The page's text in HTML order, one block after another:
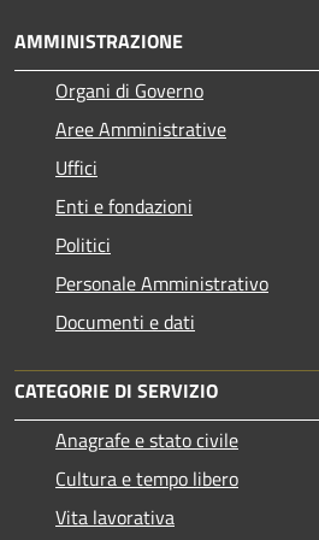
AMMINISTRAZIONE
Organi di Governo
Aree Amministrative
Uffici
Enti e fondazioni
Politici
Personale Amministrativo
Documenti e dati
CATEGORIE DI SERVIZIO
Anagrafe e stato civile
Cultura e tempo libero
Vita lavorativa